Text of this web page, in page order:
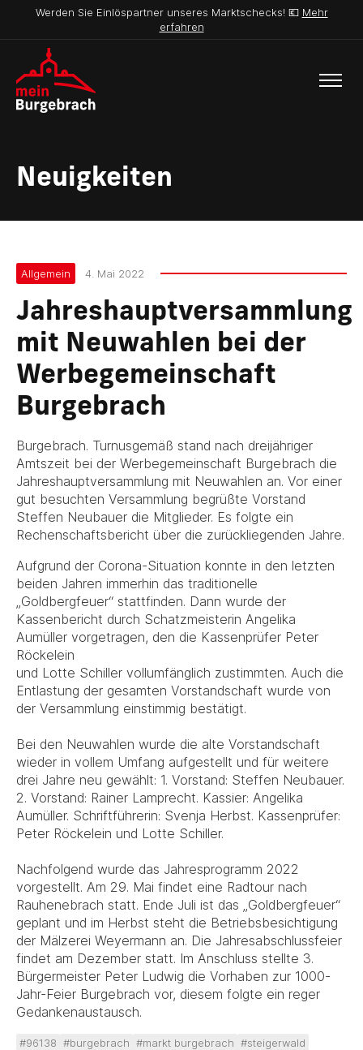
Werden Sie Einlöspartner unseres Marktschecks! 💶 Mehr
erfahren
Neuigkeiten
Allgemein 4. Mai 2022
Jahreshauptversammlung
mit Neuwahlen bei der
Werbegemeinschaft
Burgebrach
Burgebrach. Turnusgemäß stand nach dreijähriger
Amtszeit bei der Werbegemeinschaft Burgebrach die
Jahreshauptversammlung mit Neuwahlen an. Vor einer
gut besuchten Versammlung begrüßte Vorstand
Steffen Neubauer die Mitglieder. Es folgte ein
Rechenschaftsbericht über die zurückliegenden Jahre.
Aufgrund der Corona-Situation konnte in den letzten
beiden Jahren immerhin das traditionelle
„Goldbergfeuer“ stattfinden. Dann wurde der
Kassenbericht durch Schatzmeisterin Angelika
Aumüller vorgetragen, den die Kassenprüfer Peter
Röckelein
und Lotte Schiller vollumfänglich zustimmten. Auch die
Entlastung der gesamten Vorstandschaft wurde von
der Versammlung einstimmig bestätigt.
Bei den Neuwahlen wurde die alte Vorstandschaft
wieder in vollem Umfang aufgestellt und für weitere
drei Jahre neu gewählt: 1. Vorstand: Steffen Neubauer.
2. Vorstand: Rainer Lamprecht. Kassier: Angelika
Aumüller. Schriftführerin: Svenja Herbst. Kassenprüfer:
Peter Röckelein und Lotte Schiller.
Nachfolgend wurde das Jahresprogramm 2022
vorgestellt. Am 29. Mai findet eine Radtour nach
Rauhenebrach statt. Ende Juli ist das „Goldbergfeuer“
geplant und im Herbst steht die Betriebsbesichtigung
der Mälzerei Weyermann an. Die Jahresabschlussfeier
findet am Dezember statt. Im Anschluss stellte 3.
Bürgermeister Peter Ludwig die Vorhaben zur 1000-
Jahr-Feier Burgebrach vor, diesem folgte ein reger
Gedankenaustausch.
#96138 #burgebrach #markt burgebrach #steigerwald